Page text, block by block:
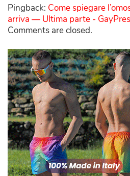
Pingback: Come spiegare
arriva — Ultima parte -
Comments are closed.